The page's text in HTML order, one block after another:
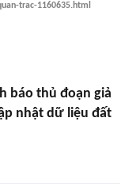
trac-1160635.html
báo thủ đoạn giả
nhật dữ liệu đất